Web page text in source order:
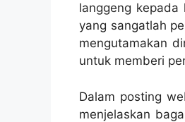
langgeng
yang sangatlah
mengutamakan
untuk memberi
Dalam posting
menjelaskan